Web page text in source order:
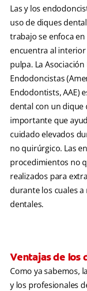
Las y los
uso de diques
trabajo se enfoca
encuentra al
pulpa. La
Endodoncistas
Endodontists, AAE)
dental con un dique
importante que
cuidado elevados
no quirúrgico. Las
procedimientos no
realizados para
durante los cuales
dentales.
Ventajas de los
Como ya sabemos,
y los profesionales